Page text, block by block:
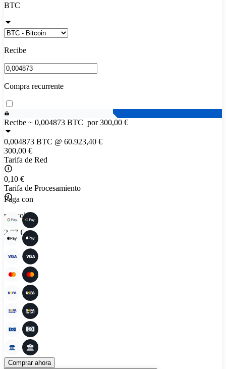
BTC
Recibe
Compra recurrente
Recibe ~ 0,004873 BTC por 300,00 €
0,004873 BTC @ 60.923,40 €
300,00 €
Tarifa de Red
0,10 €
Tarifa de Procesamiento
por solo
2,97 €
Paga con
Comprar ahora